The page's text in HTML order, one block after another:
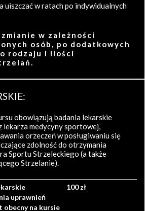
uiszczać w ratach po indywidualnych
w zależności
osób, po dodatkowych
rodzaju i ilości
obowiązują badania lekarskie
lekarza medycyny sportowej,
orzeczeń w posługiwaniu się
zdolność do otrzymania
Sportu Strzeleckiego (a także
Strzelanie).
uprawnień
obecny na kursie
100 zł